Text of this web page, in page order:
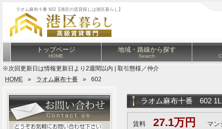
ラオム麻布十番 602【港区の賃貸探しは港区暮らし】
トップページ
HOME
地域・路線から探す
Search
※次回更新日は情報更新日より2週間以内 | 取引態様／仲介
HOME
» ラオム麻布十番 » 602
ラオム麻布十番 602
賃料 27.1万円
マン